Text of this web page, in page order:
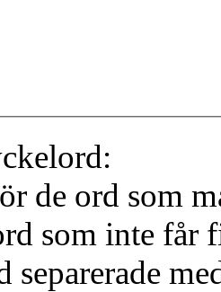
de ord som
som inte får
separerade